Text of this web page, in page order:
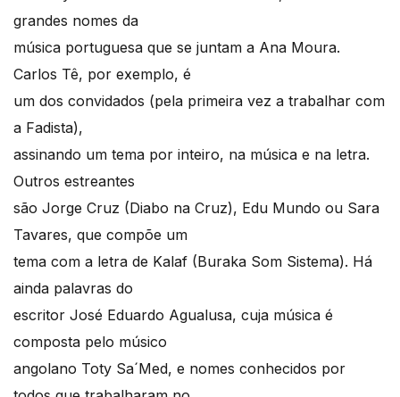
grandes nomes da
música portuguesa que se juntam a Ana Moura.
Carlos Tê, por exemplo, é
um dos convidados (pela primeira vez a trabalhar com
a Fadista),
assinando um tema por inteiro, na música e na letra.
Outros estreantes
são Jorge Cruz (Diabo na Cruz), Edu Mundo ou Sara
Tavares, que compõe um
tema com a letra de Kalaf (Buraka Som Sistema). Há
ainda palavras do
escritor José Eduardo Agualusa, cuja música é
composta pelo músico
angolano Toty Sa´Med, e nomes conhecidos por